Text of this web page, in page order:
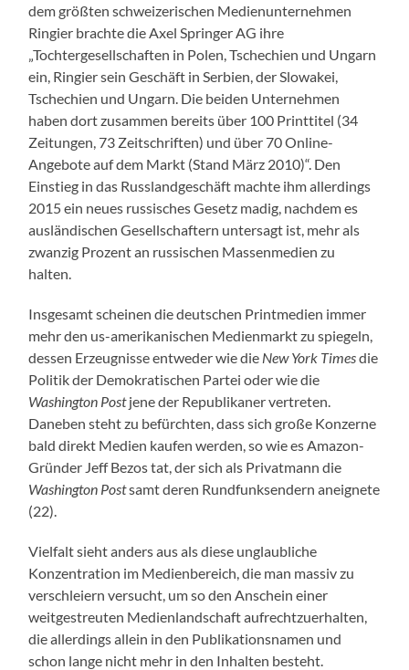
dem größten schweizerischen Medienunternehmen
Ringier brachte die Axel Springer AG ihre
„Tochtergesellschaften in Polen, Tschechien und Ungarn
ein, Ringier sein Geschäft in Serbien, der Slowakei,
Tschechien und Ungarn. Die beiden Unternehmen
haben dort zusammen bereits über 100 Printtitel (34
Zeitungen, 73 Zeitschriften) und über 70 Online-
Angebote auf dem Markt (Stand März 2010)“. Den
Einstieg in das Russlandgeschäft machte ihm allerdings
2015 ein neues russisches Gesetz madig, nachdem es
ausländischen Gesellschaftern untersagt ist, mehr als
zwanzig Prozent an russischen Massenmedien zu
halten.
Insgesamt scheinen die deutschen Printmedien immer
mehr den us-amerikanischen Medienmarkt zu spiegeln,
dessen Erzeugnisse entweder wie die New York Timesdie
Politik der Demokratischen Partei oder wie die
Washington Postjene der Republikaner vertreten.
Daneben steht zu befürchten, dass sich große Konzerne
bald direkt Medien kaufen werden, so wie es Amazon-
Gründer Jeff Bezos tat, der sich als Privatmann die
Washington Postsamt deren Rundfunksendern aneignete
(22).
Vielfalt sieht anders aus als diese unglaubliche
Konzentration im Medienbereich, die man massiv zu
verschleiern versucht, um so den Anschein einer
weitgestreuten Medienlandschaft aufrechtzuerhalten,
die allerdings allein in den Publikationsnamen und
schon lange nicht mehr in den Inhalten besteht.